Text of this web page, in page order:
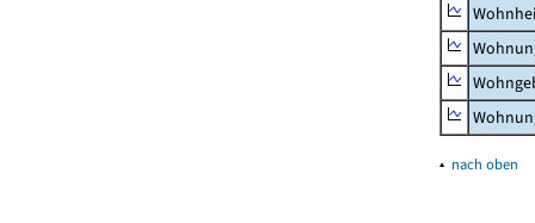
▴ nach oben